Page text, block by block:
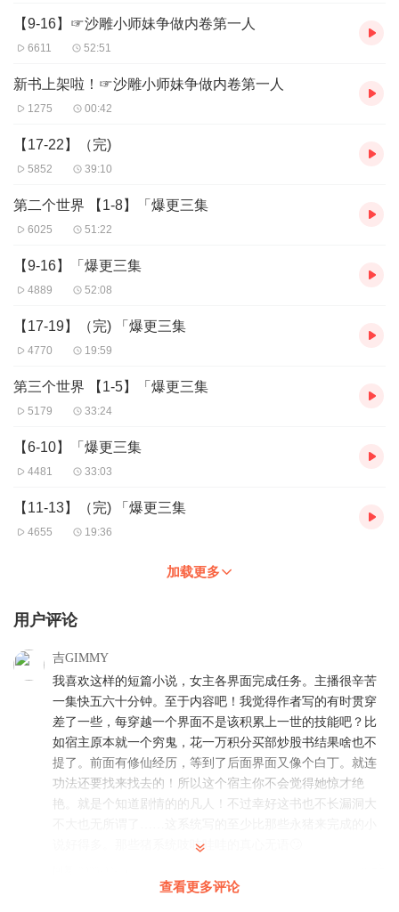
【9-16】☞沙雕小师妹争做内卷第一人
6611 52:51
新书上架啦！☞沙雕小师妹争做内卷第一人
1275 00:42
【17-22】（完)
5852 39:10
第二个世界 【1-8】「爆更三集
6025 51:22
【9-16】「爆更三集
4889 52:08
【17-19】（完) 「爆更三集
4770 19:59
第三个世界 【1-5】「爆更三集
5179 33:24
【6-10】「爆更三集
4481 33:03
【11-13】（完) 「爆更三集
4655 19:36
加载更多
用户评论
吉GIMMY
我喜欢这样的短篇小说，女主各界面完成任务。主播很辛苦
一集快五六十分钟。至于内容吧！我觉得作者写的有时贯穿
差了一些，每穿越一个界面不是该积累上一世的技能吧？比
如宿主原本就一个穷鬼，花一万积分买部炒股书结果啥也不
提了。前面有修仙经历，等到了后面界面又像个白丁。就连
功法还要找来找去的！所以这个宿主你不会觉得她惊才绝
艳。就是个知道剧情的的凡人！不过幸好这书也不长漏洞大
说好得多。那些猪系统吱吱哇哇的真心无语🙄
查看更多评论